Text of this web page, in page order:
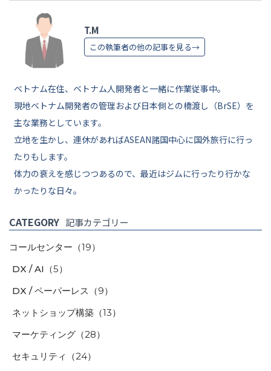
T.M
この執筆者の他の記事を見る→
ベトナム在住、ベトナム人開発者と一緒に作業従事中。
現地ベトナム開発者の管理および日本側との橋渡し（BrSE）を
主な業務としています。
立地を生かし、連休があればASEAN諸国中心に国外旅行に行っ
たりもします。
体力の衰えを感じつつあるので、最近はジムに行ったり行かな
かったりな日々。
CATEGORY 記事カテゴリー
コールセンター （19）
DX / AI （5）
DX / ペーパーレス （9）
ネットショップ構築 （13）
マーケティング （28）
セキュリティ
（24）